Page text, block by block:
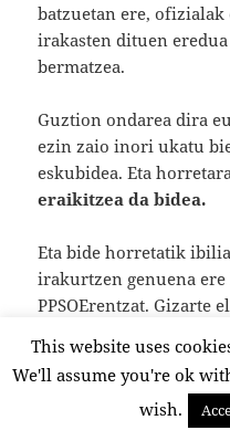
batzuetan ere,
irakasten dituen
bermatzea.
Guztion ondarea dira
ezin zaio inori ukatu
eskubidea. Eta
eraikitzea da bidea.
Eta bide horretatik
irakurtzen genuena
PPSOErentzat. Gizarte
baremaziorik behar
Publikoetan, gaur
behar ez den bezalaxe.
This website uses
We'll assume you're ok
wish.